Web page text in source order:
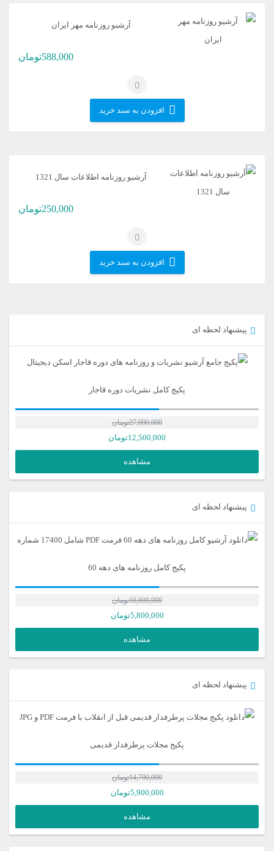
آرشیو روزنامه مهر ایران
588,000تومان
افزودن به سبد خرید
آرشیو روزنامه اطلاعات سال 1321
250,000تومان
افزودن به سبد خرید
پیشنهاد لحظه ای
پکیج کامل نشریات دوره قاجار
27,000,000تومان
12,500,000تومان
مشاهده
پیشنهاد لحظه ای
پکیج کامل روزنامه های دهه 60
16,600,000تومان
5,800,000تومان
مشاهده
پیشنهاد لحظه ای
پکیج مجلات پرطرفدار قدیمی
14,700,000تومان
5,900,000تومان
مشاهده